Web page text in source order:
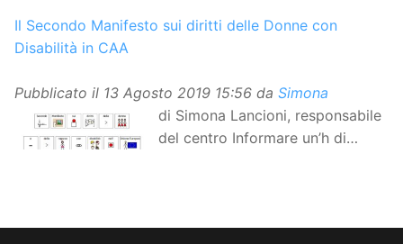
Il Secondo Manifesto sui diritti delle Donne con
Disabilità in CAA
Pubblicato il 13 Agosto 2019 15:56 da Simona
di Simona Lancioni, responsabile
del centro Informare un’h di
aumentativa alternativa (CAA) del “Secondo Manifesto